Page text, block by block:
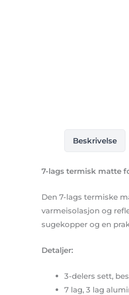
Beskrivelse
7-lags termisk matte
Den 7-lags termiske
varmeisolasjon og
sugekopper og en
Detaljer:
3-delers sett,
7 lag, 3 lag